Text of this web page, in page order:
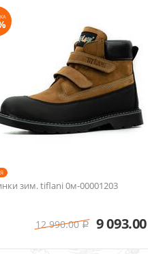
зим. tiflani 0м-00001203
12 990.00 Р 9 093.00